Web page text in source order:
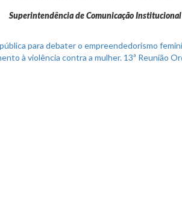
Superintendência de Comunicação Institucional